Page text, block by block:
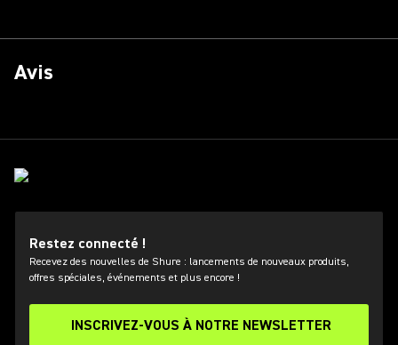
Avis
Restez connecté !
Recevez des nouvelles de Shure : lancements de nouveaux produits,
offres spéciales, événements et plus encore !
INSCRIVEZ-VOUS À NOTRE NEWSLETTER